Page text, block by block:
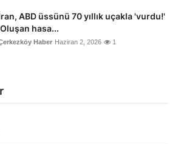
ABD üssünü 70 yıllık uçakla 'vurdu!'
hasa...
Haber Haziran 2, 2026 1